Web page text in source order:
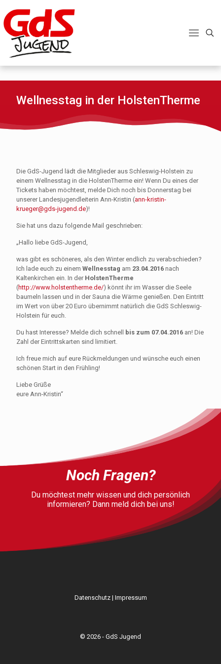
Wellnesstag in der HolstenTherme
Die GdS-Jugend lädt die Mitglieder aus Schleswig-Holstein zu
einem Wellnesstag in die HolstenTherme ein! Wenn Du eines der
Tickets haben möchtest, melde Dich noch bis Donnerstag bei
unserer Landesjugendleiterin Ann-Kristin (ann-kristin-
krueger@gds-jugend.de)!
Sie hat uns dazu folgende Mail geschrieben:
„Hallo liebe GdS-Jugend,
was gibt es schöneres, als den Winter endlich zu verabschieden?
Ich lade euch zu einem Wellnesstag am 23.04.2016 nach
Kaltenkirchen ein. In der HolstenTherme
(http://www.holstentherme.de/) könnt ihr im Wasser die Seele
baumeln lassen und in der Sauna die Wärme genießen. Den Eintritt
im Wert von über 20 Euro übernimmt natürlich die GdS Schleswig-
Holstein für euch.
Du hast Interesse? Melde dich schnell bis zum 07.04.2016 an! Die
Zahl der Eintrittskarten sind limitiert.
Ich freue mich auf eure Rückmeldungen und wünsche euch einen
schönen Start in den Frühling!
Liebe Grüße
eure Ann-Kristin“
Noch Fragen?
Du möchtest mehr wissen und dich persönlich
informieren? Dann meld dich bei uns!
Datenschutz| Impressum
© 2026 - GdS Jugend